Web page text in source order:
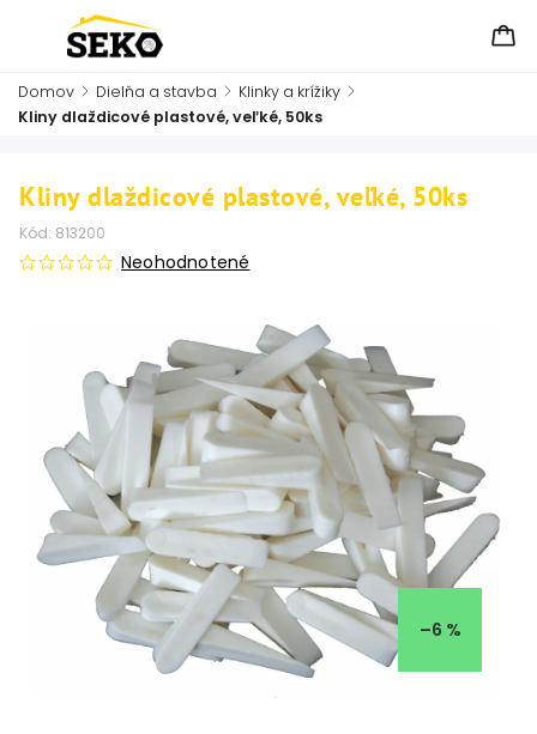
Domov / Dielňa a stavba / Klinky a krížiky /
Kliny dlaždicové plastové, veľké, 50ks
Kliny dlaždicové plastové, veľké, 50ks
Kód: 813200
Neohodnotené
–6 %